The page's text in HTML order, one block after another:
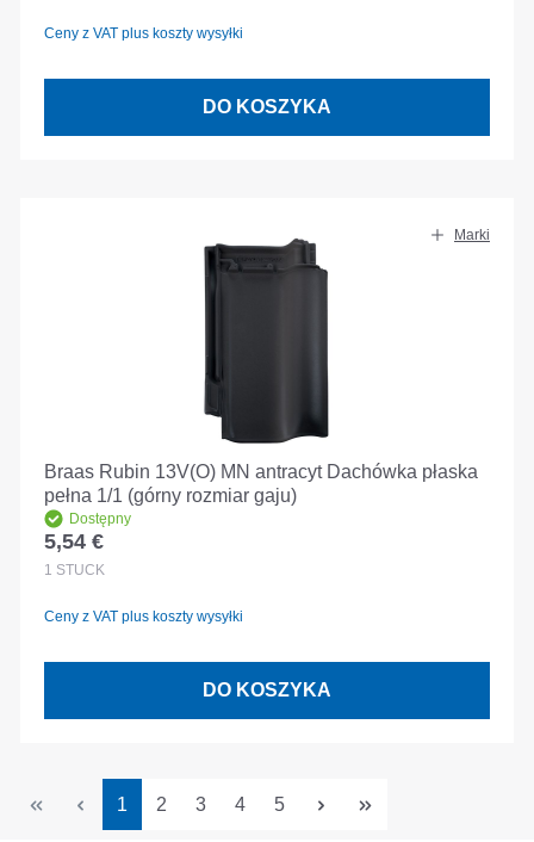
Ceny z VAT plus koszty wysyłki
DO KOSZYKA
Marki
Braas Rubin 13V(O) MN antracyt Dachówka płaska
pełna 1/1 (górny rozmiar gaju)
Dostępny
Cena regularna:
5,54 €
1 STÜCK
Ceny z VAT plus koszty wysyłki
DO KOSZYKA
Strona
1 Strona
2 Strona
3 Strona
4 Strona
5